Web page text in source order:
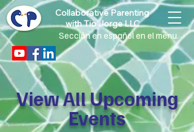
Collaborative Parenting
with Tio Jorge LLC
Sección en español en el menu.
View All Upcoming
Events